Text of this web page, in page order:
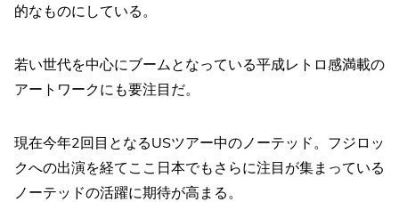
的なものにしている。
若い世代を中心にブームとなっている平成レトロ感満載の
アートワークにも要注目だ。
現在今年2回目となるUSツアー中のノーテッド。フジロッ
クへの出演を経てここ日本でもさらに注目が集まっている
ノーテッドの活躍に期待が高まる。